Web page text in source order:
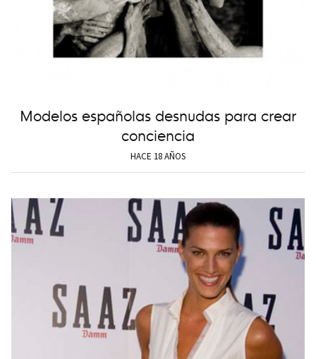
Modelos españolas desnudas para crear
conciencia
HACE 18 AÑOS